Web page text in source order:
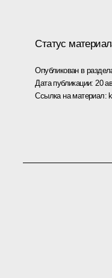
Статус
Опубликован в
Дата публикации: 20
Ссылка на материал: